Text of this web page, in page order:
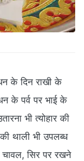
के दिन राखी के
के पर्व पर भाई के
भी त्योहार की
थाली भी उपलब्ध
सिर पर रखने